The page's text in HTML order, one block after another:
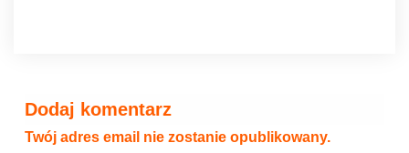
Dodaj komentarz
Twój adres email nie zostanie opublikowany.